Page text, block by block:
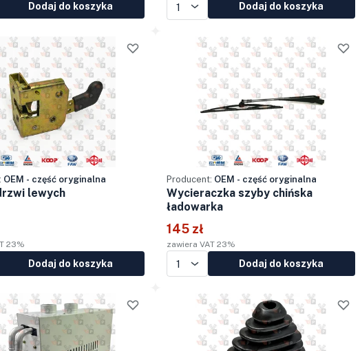
Dodaj do koszyka Dodaj do koszyka
OEM - część oryginalna
lewych
23%
Dodaj do koszyka
Producent: OEM - część oryginalna
Wycieraczka szyby chińska
ładowarka
145 zł
zawiera VAT 23%
Dodaj do koszyka